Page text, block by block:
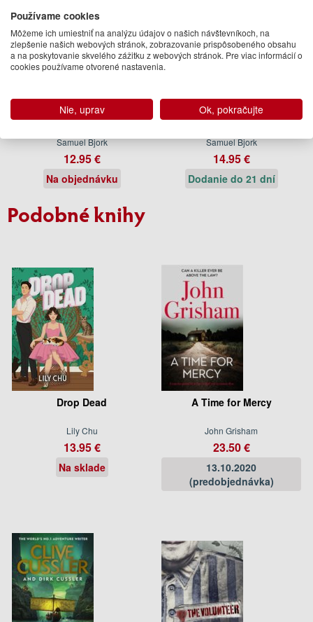
The Boy in the Headlights
Samuel Bjork
12.95 €
Na objednávku
The Wolf
Samuel Bjork
14.95 €
Dodanie do 21 dní
Podobné knihy
Drop Dead
Lily Chu
13.95 €
Na sklade
A Time for Mercy
John Grisham
23.50 €
13.10.2020
(predobjednávka)
Používame cookies
Môžeme ich umiestniť na analýzu údajov o našich návštevníkoch, na
zlepšenie našich webových stránok, zobrazovanie prispôsobeného obsahu
a na poskytovanie skvelého zážitku z webových stránok. Pre viac informácií o
cookies používame otvorené nastavenia.
Nie, uprav Ok, pokračujte